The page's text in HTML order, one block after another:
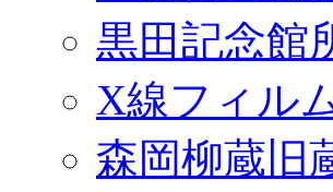
黒田記念館
X線フィル
森岡柳蔵旧